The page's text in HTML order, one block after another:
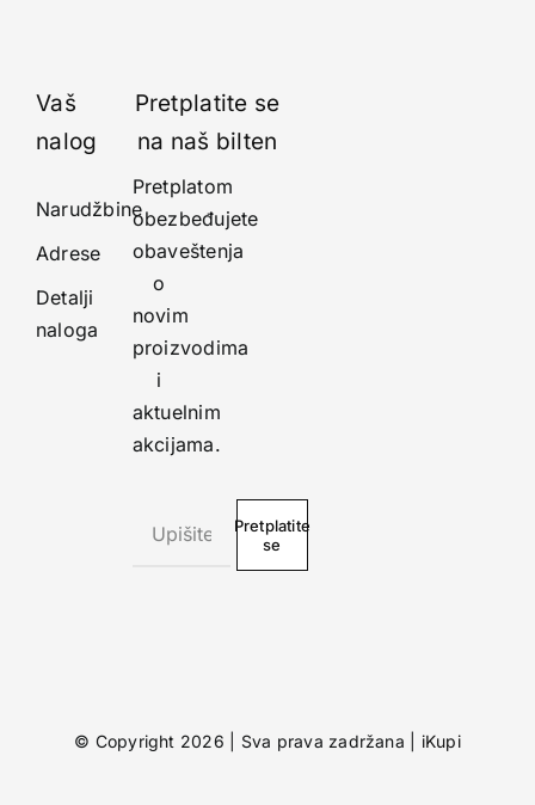
Vaš
nalog
Narudžbine
Adrese
Detalji
naloga
Pretplatite se
na naš bilten
Pretplatom
obezbeđujete
obaveštenja
o
novim
proizvodima
i
aktuelnim
akcijama.
Pretplatite
se
© Copyright 2026 | Sva prava zadržana | iKupi